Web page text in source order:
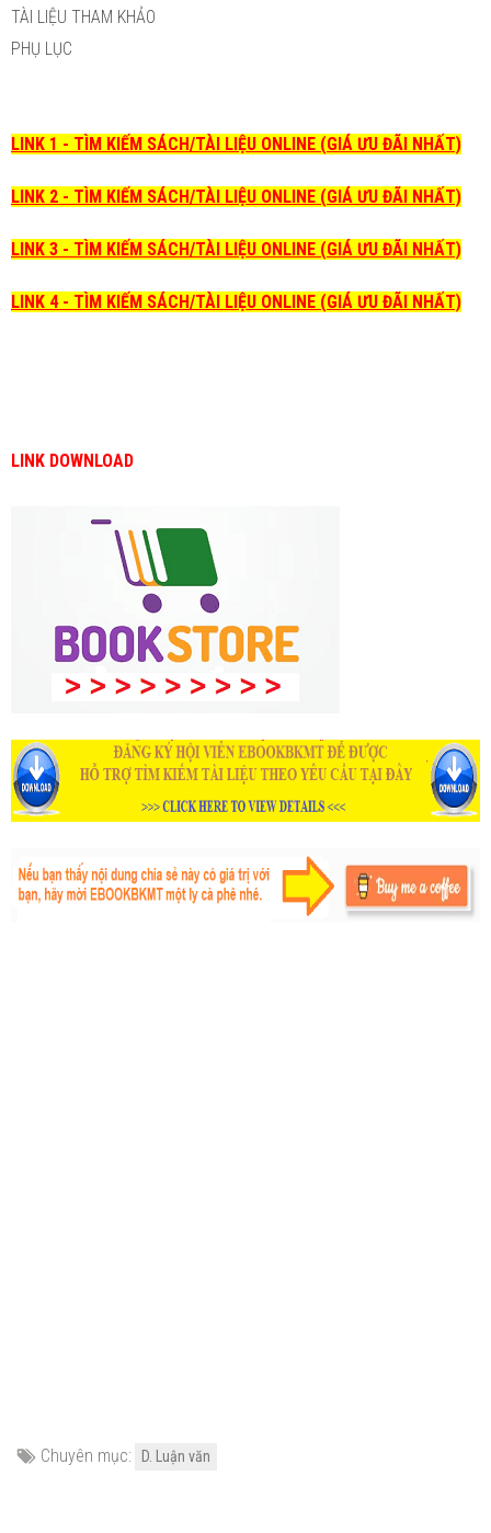
TÀI LIỆU THAM KHẢO
PHỤ LỤC
LINK 1 - TÌM KIẾM SÁCH/TÀI LIỆU ONLINE (GIÁ ƯU ĐÃI NHẤT)
LINK 2 - TÌM KIẾM SÁCH/TÀI LIỆU ONLINE (GIÁ ƯU ĐÃI NHẤT)
LINK 3 - TÌM KIẾM SÁCH/TÀI LIỆU ONLINE (GIÁ ƯU ĐÃI NHẤT)
LINK 4 - TÌM KIẾM SÁCH/TÀI LIỆU ONLINE (GIÁ ƯU ĐÃI NHẤT)
LINK DOWNLOAD
Chuyên mục: D. Luận văn